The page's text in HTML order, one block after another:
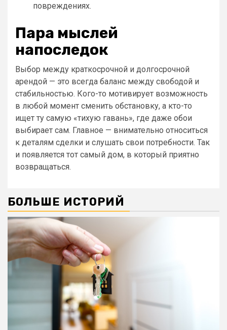
повреждениях.
Пара мыслей
напоследок
Выбор между краткосрочной и долгосрочной
арендой — это всегда баланс между свободой и
стабильностью. Кого-то мотивирует возможность
в любой момент сменить обстановку, а кто-то
ищет ту самую «тихую гавань», где даже обои
выбирает сам. Главное — внимательно относиться
к деталям сделки и слушать свои потребности. Так
и появляется тот самый дом, в который приятно
возвращаться.
БОЛЬШЕ ИСТОРИЙ